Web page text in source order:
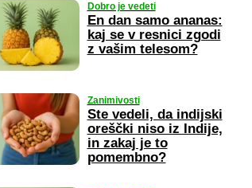
Dobro je vedeti
En dan samo ananas:
kaj se v resnici zgodi
z vašim telesom?
Zanimivosti
Ste vedeli, da indijski
oreščki niso iz Indije,
in zakaj je to
pomembno?